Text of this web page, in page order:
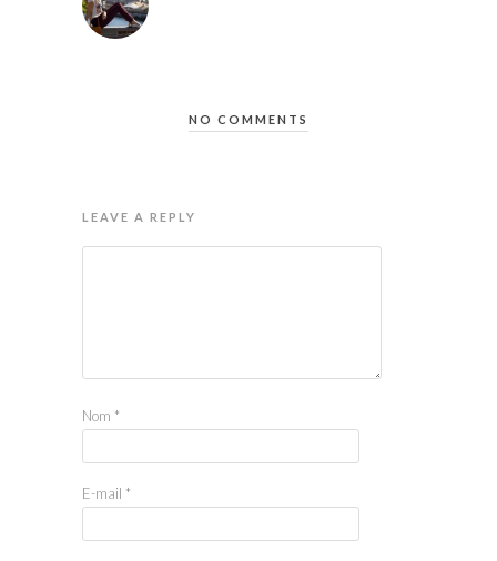
NO COMMENTS
LEAVE A REPLY
Nom *
E-mail *